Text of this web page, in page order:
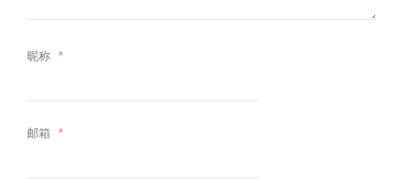
昵称 *
邮箱 *